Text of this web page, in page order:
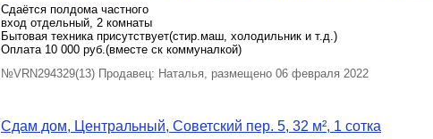
Сдаётся полдома частного
вход отдельный, 2 комнаты
Бытовая техника присутствует(стир.маш, холодильник и т.д.)
Оплата 10 000 руб.(вместе ск коммуналкой)
№VRN294329(13) Продавец: Hаталья, размещено 06 февраля 2022
Сдам дом, Центральный, Советский пер. 5, 32 м², 1 сотка